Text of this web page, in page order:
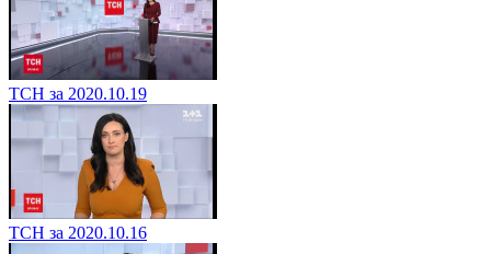
ТСН за 2020.10.19
ТСН за 2020.10.16